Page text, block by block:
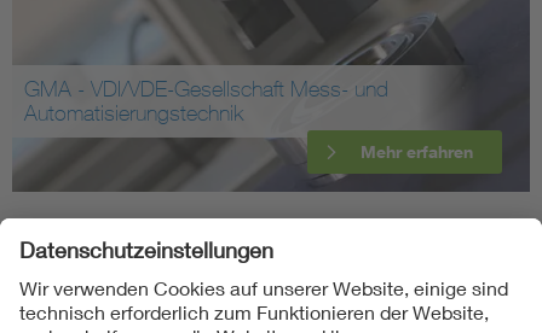
GMA - VDI/VDE-Gesellschaft Mess- und
Automatisierungstechnik
Mehr erfahren
Folgen Sie uns